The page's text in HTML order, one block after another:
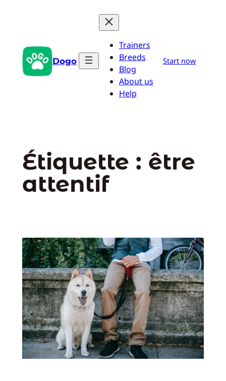
Dogo
Trainers
Breeds
Blog
About us
Help
Start now
Étiquette : être
attentif